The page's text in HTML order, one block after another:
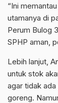
“Ini
utamanya di
Perum Bulog
SPHP aman,
Lebih lanjut,
untuk stok
agar tidak
goreng.